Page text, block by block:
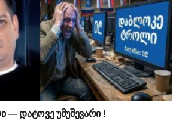
დატოვე უმუშევარი !